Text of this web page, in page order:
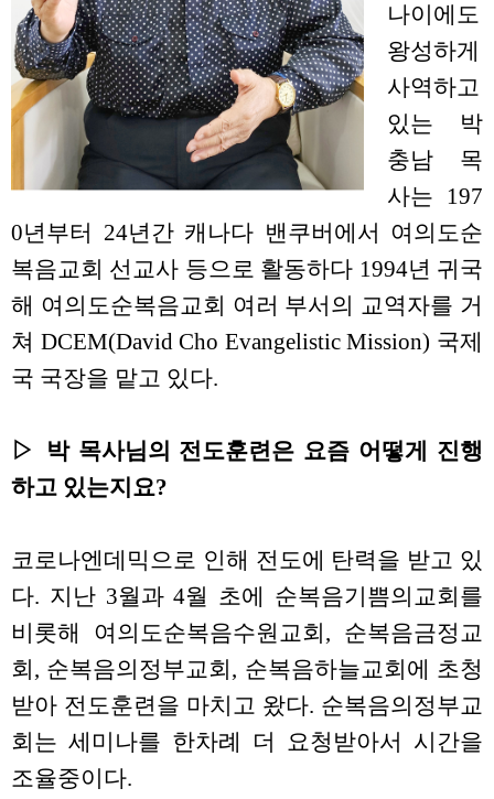
나이에도
왕성하게
사역하고
있는 박
충남 목
사는 197
0년부터 24년간 캐나다 밴쿠버에서 여의도순
복음교회 선교사 등으로 활동하다 1994년 귀국
해 여의도순복음교회 여러 부서의 교역자를 거
쳐 DCEM(David Cho Evangelistic Mission) 국제
국 국장을 맡고 있다.
▷ 박 목사님의 전도훈련은 요즘 어떻게 진행
하고 있는지요?
코로나엔데믹으로 인해 전도에 탄력을 받고 있
다. 지난 3월과 4월 초에 순복음기쁨의교회를
비롯해 여의도순복음수원교회, 순복음금정교
회, 순복음의정부교회, 순복음하늘교회에 초청
받아 전도훈련을 마치고 왔다. 순복음의정부교
회는 세미나를 한차례 더 요청받아서 시간을
조율중이다.